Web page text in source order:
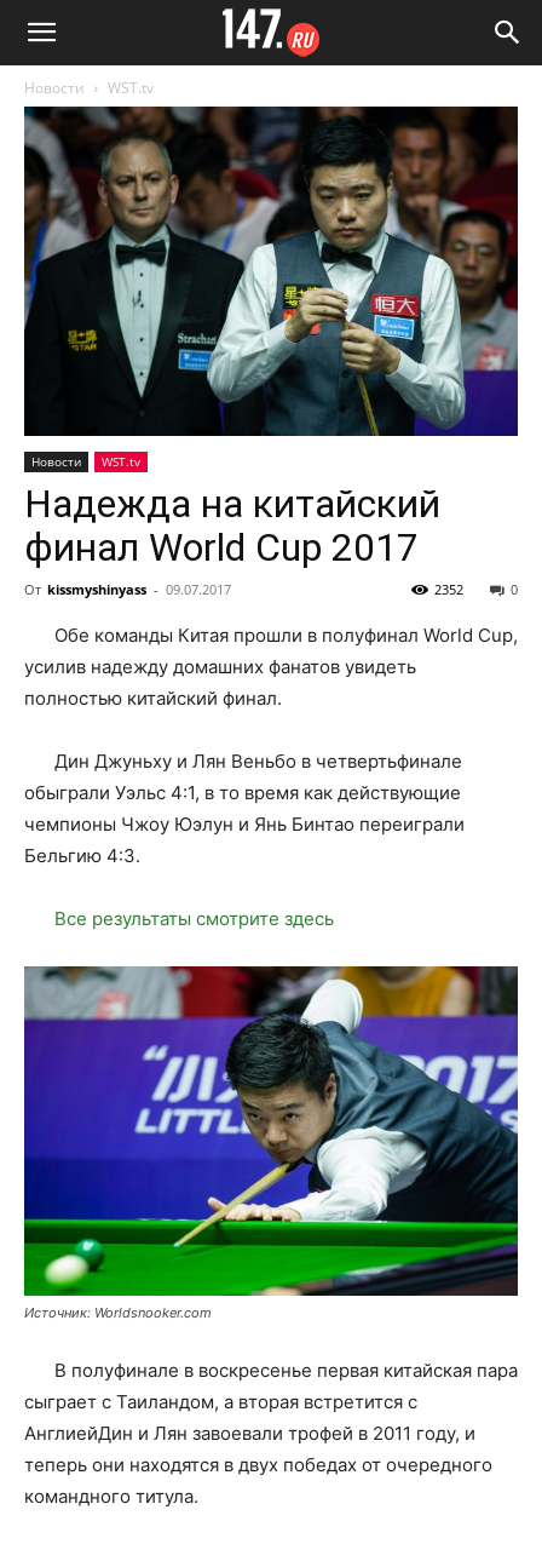
Новости WST.tv
Новости WST.tv
Надежда на китайский
финал World Cup 2017
От kissmyshinyass - 09.07.2017 0
2352
Обе команды Китая прошли в полуфинал World Cup,
усилив надежду домашних фанатов увидеть
полностью китайский финал.
Дин Джуньху и Лян Веньбо в четвертьфинале
обыграли Уэльс 4:1, в то время как действующие
чемпионы Чжоу Юэлун и Янь Бинтао переиграли
Бельгию 4:3.
Все результаты смотрите здесь
Источник: Worldsnooker.com
В полуфинале в воскресенье первая китайская пара
сыграет с Таиландом, а вторая встретится с
АнглиейДин и Лян завоевали трофей в 2011 году, и
теперь они находятся в двух победах от очередного
командного титула.